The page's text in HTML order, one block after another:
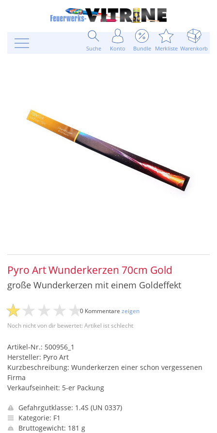
Suche Konto Bundle Merkliste Warenkorb
Pyro Art Wunderkerzen 70cm Gold
große Wunderkerzen mit einem Goldeffekt
Noch nicht von dir bewertet: Artikel ist schlecht
0 Kommentare zeigen
Artikel-Nr.: 500956_1
Hersteller: Pyro Art
Kurzbeschreibung: Wunderkerzen einer schon vergessenen
Firma
Verkaufseinheit: 5-er Packung
Gefahrgutklasse: 1.4S (UN 0337)
Kategorie: F1
Bruttogewicht: 181 g